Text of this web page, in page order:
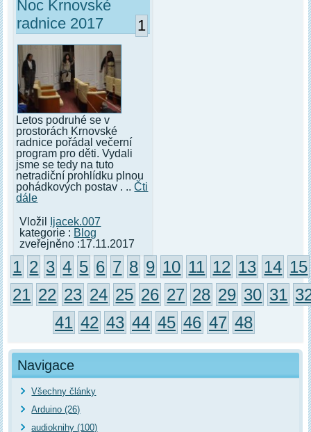
Noc Krnovské
radnice 2017
1
Letos podruhé se v
prostorách Krnovské
radnice pořádal večerní
program pro děti. Vydali
jsme se tedy na tuto
netradiční prohlídku plnou
pohádkových postav . ..Čti
dále
Vložil
Ijacek.007
kategorie : Blog
zveřejněno :17.11.2017
1 2 3 4 5 6 7 8 9 10 11 12 13 14 15
21 22 23 24 25 26 27 28 29 30 31
41 42 43 44 45 46 47 48
Navigace
Všechny články
Arduino (26)
audioknihy (100)